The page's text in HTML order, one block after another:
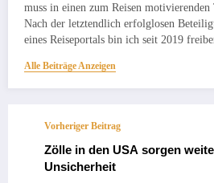
muss in einen zum Reisen motivierenden
Nach der letztendlich erfolglosen
eines Reiseportals bin ich seit 2019
Alle Beiträge Anzeigen
Vorheriger Beitrag
Zölle in den USA sorgen
Unsicherheit